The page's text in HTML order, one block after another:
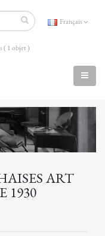
Français
( 1 objet )
ART
1930